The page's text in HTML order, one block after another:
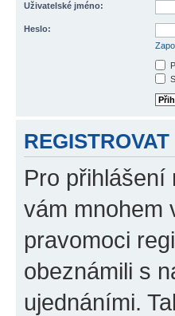
Uživatelské jméno:
Heslo:
REGISTROVAT
Pro přihlášení
vám mnohem
pravomoci
obeznámili s
ujednáními.